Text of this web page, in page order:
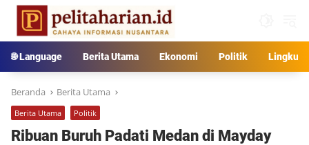
Langsung
konten
🌐 Language Berita Utama Ekonomi Politik
Beranda Berita Utama
Berita Utama Politik
Ribuan Buruh Padati Medan di Mayday